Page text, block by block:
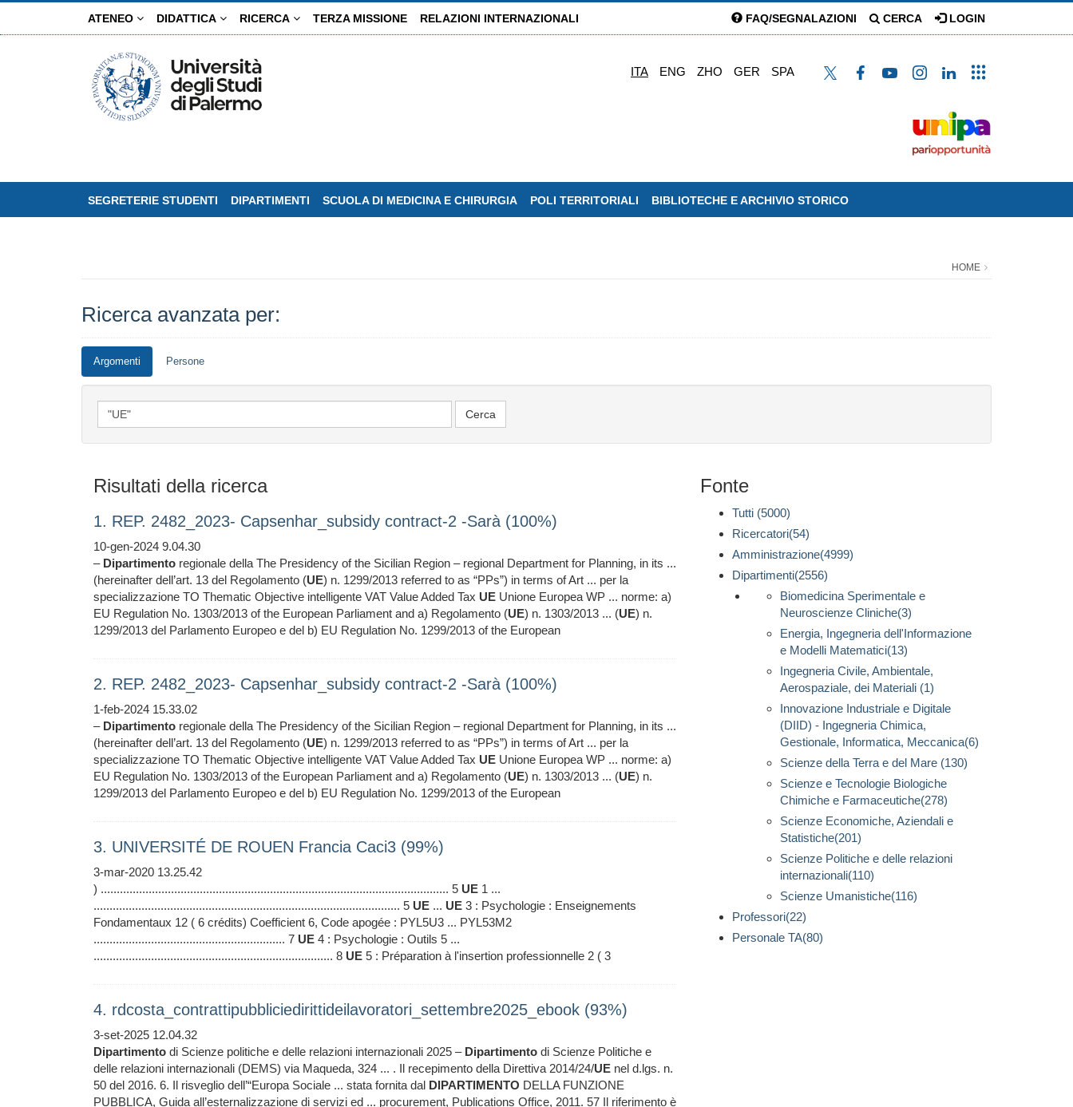
ATENEO DIDATTICA RICERCA TERZA MISSIONE RELAZIONI INTERNAZIONALI FAQ/SEGNALAZIONI CERCA LOGIN
ITA ENG ZHO GER SPA
SEGRETERIE STUDENTI DIPARTIMENTI SCUOLA DI MEDICINA E CHIRURGIA POLI TERRITORIALI BIBLIOTECHE E ARCHIVIO STORICO
HOME
Ricerca avanzata per:
Argomenti Persone
Risultati della ricerca
1. REP. 2482_2023- Capsenhar_subsidy contract-2 -Sarà (100%)
10-gen-2024 9.04.30
– Dipartimento regionale della The Presidency of the Sicilian Region – regional Department for Planning, in its ...
(hereinafter dell’art. 13 del Regolamento (UE) n. 1299/2013 referred to as “PPs”) in terms of Art ... per la
specializzazione TO Thematic Objective intelligente VAT Value Added Tax UE Unione Europea WP ... norme: a)
EU Regulation No. 1303/2013 of the European Parliament and a) Regolamento (UE) n. 1303/2013 ... (UE) n.
1299/2013 del Parlamento Europeo e del b) EU Regulation No. 1299/2013 of the European
2. REP. 2482_2023- Capsenhar_subsidy contract-2 -Sarà (100%)
1-feb-2024 15.33.02
– Dipartimento regionale della The Presidency of the Sicilian Region – regional Department for Planning, in its ...
(hereinafter dell’art. 13 del Regolamento (UE) n. 1299/2013 referred to as “PPs”) in terms of Art ... per la
specializzazione TO Thematic Objective intelligente VAT Value Added Tax UE Unione Europea WP ... norme: a)
EU Regulation No. 1303/2013 of the European Parliament and a) Regolamento (UE) n. 1303/2013 ... (UE) n.
1299/2013 del Parlamento Europeo e del b) EU Regulation No. 1299/2013 of the European
3. UNIVERSITÉ DE ROUEN Francia Caci3 (99%)
3-mar-2020 13.25.42
) ............................................................................................................. 5 UE 1 ...
................................................................................................ 5 UE ... UE 3 : Psychologie : Enseignements
Fondamentaux 12 ( 6 crédits) Coefficient 6, Code apogée : PYL5U3 ... PYL53M2
............................................................ 7 UE 4 : Psychologie : Outils 5 ...
........................................................................... 8 UE 5 : Préparation à l'insertion professionnelle 2 ( 3
4. rdcosta_contrattipubbliciedirittideilavoratori_settembre2025_ebook (93%)
3-set-2025 12.04.32
Dipartimento di Scienze politiche e delle relazioni internazionali 2025 – Dipartimento di Scienze Politiche e
delle relazioni internazionali (DEMS) via Maqueda, 324 ... . Il recepimento della Direttiva 2014/24/UE nel d.lgs. n.
50 del 2016. 6. Il risveglio dell’“Europa Sociale ... stata fornita dal DIPARTIMENTO DELLA FUNZIONE
PUBBLICA, Guida all’esternalizzazione di servizi ed ... procurement, Publications Office, 2011. 57 Il riferimento è
Fonte
Tutti (5000)
Ricercatori(54)
Amministrazione(4999)
Dipartimenti(2556)
Biomedicina Sperimentale e
Neuroscienze Cliniche(3)
Energia, Ingegneria dell'Informazione
e Modelli Matematici(13)
Ingegneria Civile, Ambientale,
Aerospaziale, dei Materiali (1)
Innovazione Industriale e Digitale
(DIID) - Ingegneria Chimica,
Gestionale, Informatica, Meccanica(6)
Scienze della Terra e del Mare (130)
Scienze e Tecnologie Biologiche
Chimiche e Farmaceutiche(278)
Scienze Economiche, Aziendali e
Statistiche(201)
Scienze Politiche e delle relazioni
internazionali(110)
Scienze Umanistiche(116)
Professori(22)
Personale TA(80)